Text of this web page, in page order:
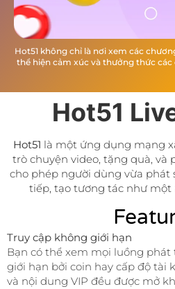
Hot51 không chỉ là nơi xem các
thể hiện cảm xúc và thưởng thức
Hot51
Hot51 là một ứng dụng mạng
trò chuyện video, tặng quà, và
cho phép người dùng vừa phát
tiếp, tạo tương tác như một
Truy cập không giới hạn
Bạn có thể xem mọi luồng
giới hạn bởi coin hay cấp độ tài
và nội dung VIP đều được mở